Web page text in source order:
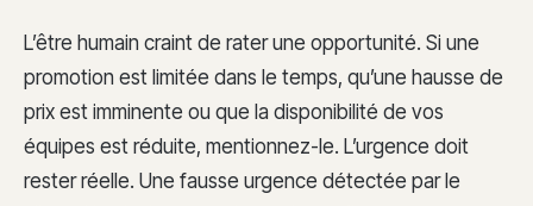
L’être humain craint de rater une opportunité. Si une
promotion est limitée dans le temps, qu’une hausse de
prix est imminente ou que la disponibilité de vos
équipes est réduite, mentionnez-le. L’urgence doit
rester réelle. Une fausse urgence détectée par le